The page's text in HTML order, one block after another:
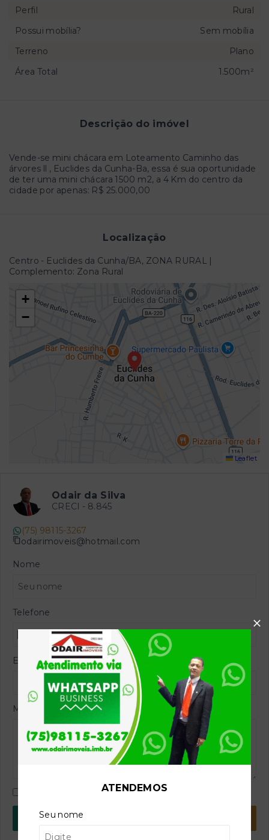
Descrição do imóvel
Vende-se mini chácara em Loteamento Caminho das
árvores ll , Euclides da Cunha-Ba, essa é sua oportunidade
de ter uma mini chácara 1500 m2, a 4 Km do centro da
cidade por apenas: R$ 25.000,00
Localização
Centro - Euclides da Cunha/BA, ZONA RURAL |
Complemento: Zona Rural
+
−
Leaflet
Perfil
Rural
Possui mobília?
Sem mobília
Terreno
Plano
Área Total
1.500m²
Odair da Silva
CRECI - 8.845
(75) 98115-3267
odairimoveis@hotmail.com
Nome
Telefone
E-mail
Mensagem
Política de Privacidade
WhatsApp
ATENDEMOS
Seu nome